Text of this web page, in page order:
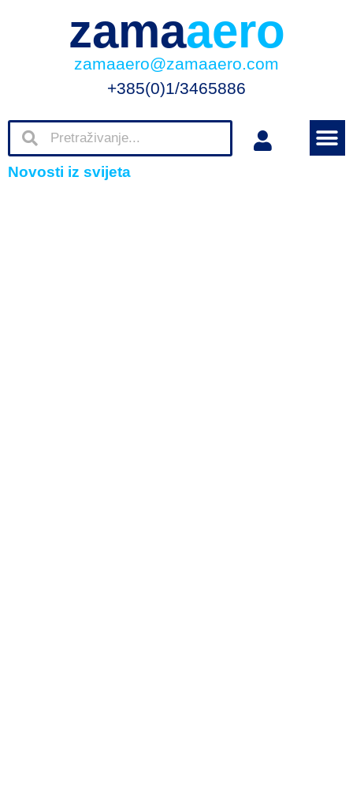
zamaaero
zamaaero@zamaaero.com
+385(0)1/3465886
Novosti iz svijeta